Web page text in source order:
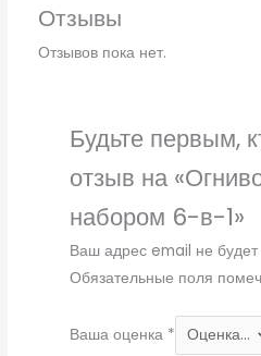
Отзывы
Отзывов пока нет.
Будьте первым,
отзыв на
набором 6-в-1»
Ваш адрес email не будет
Обязательные поля
Ваша оценка *